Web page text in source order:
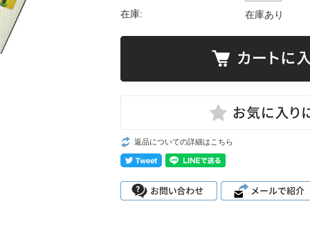
在庫: 在庫あり
返品についての詳細はこちら